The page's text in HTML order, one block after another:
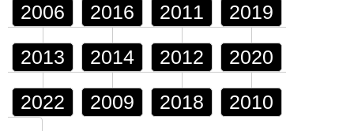
2006 2016 2011 2019
2013 2014 2012 2020
2022 2009 2018 2010